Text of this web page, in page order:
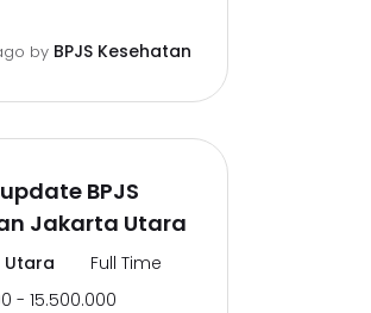
by BPJS Kesehatan
BPJS
Jakarta Utara
Full Time
- 15.500.000